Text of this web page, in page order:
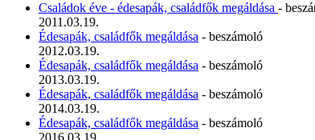
Családok éve - édesapák, családfők megáldása -
2011.03.19.
Édesapák, családfők megáldása - beszámoló
2012.03.19.
Édesapák, családfők megáldása - beszámoló
2013.03.19.
Édesapák, családfők megáldása - beszámoló
2014.03.19.
Édesapák, családfők megáldása - beszámoló